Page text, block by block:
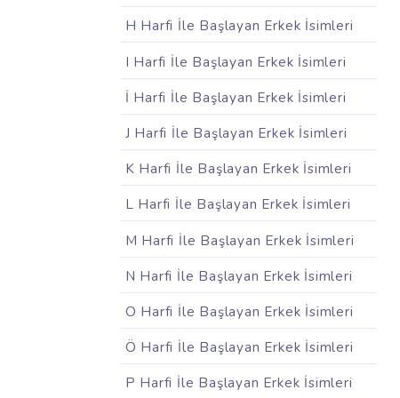
H Harfi İle Başlayan Erkek İsimleri
I Harfi İle Başlayan Erkek İsimleri
İ Harfi İle Başlayan Erkek İsimleri
J Harfi İle Başlayan Erkek İsimleri
K Harfi İle Başlayan Erkek İsimleri
L Harfi İle Başlayan Erkek İsimleri
M Harfi İle Başlayan Erkek İsimleri
N Harfi İle Başlayan Erkek İsimleri
O Harfi İle Başlayan Erkek İsimleri
Ö Harfi İle Başlayan Erkek İsimleri
P Harfi İle Başlayan Erkek İsimleri